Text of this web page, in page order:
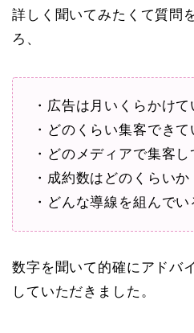
詳しく聞いてみたくて質問
ろ、
・広告は月いくらかけ
・どのくらい集客でき
・どのメディアで集客
・成約数はどのくらいか
・どんな導線を組んで
数字を聞いて的確にアドバ
していただきました。